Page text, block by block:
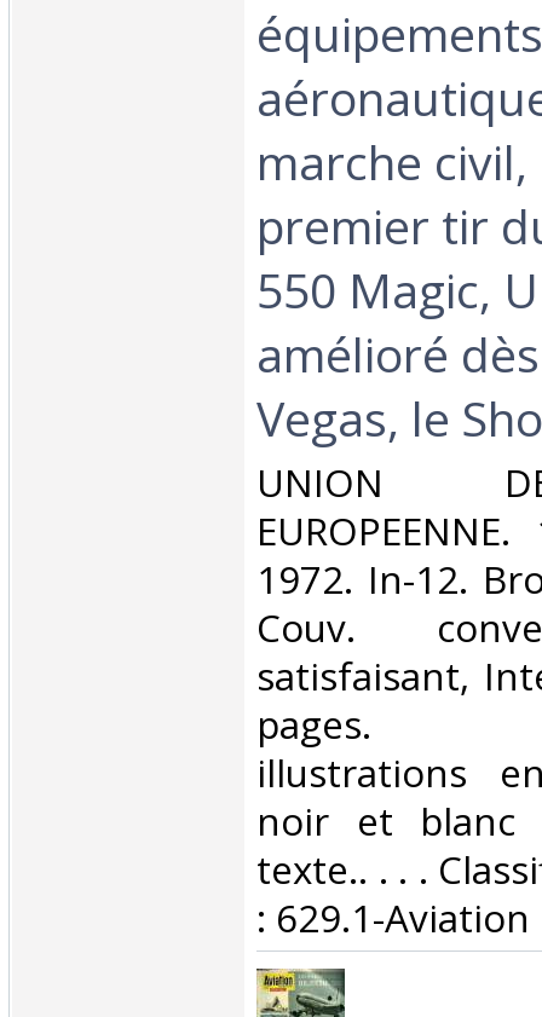
équipements
marche
premier tir
550 Magic,
amélioré
Vegas, le
‎UNION
1972. In-12.
Couv.
satisfaisant,
pages.
illustrations
noir et blanc
texte.. . . .
: 629.1-Aviation‎